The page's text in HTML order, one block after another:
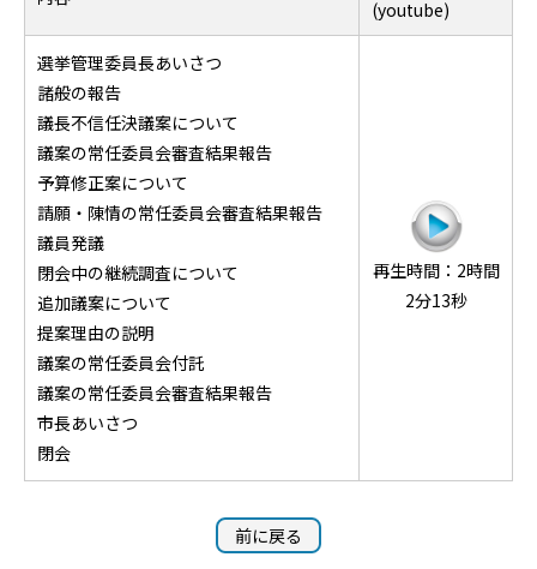
(youtube)
選挙管理委員長あいさつ
諸般の報告
議長不信任決議案について
議案の常任委員会審査結果報告
予算修正案について
請願・陳情の常任委員会審査結果報告
議員発議
閉会中の継続調査について
追加議案について
提案理由の説明
議案の常任委員会付託
議案の常任委員会審査結果報告
市長あいさつ
閉会
再生時間：2時間
2分13秒
前に戻る